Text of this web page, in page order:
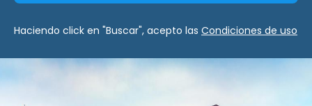
Haciendo click en "Buscar", acepto las Condiciones de uso